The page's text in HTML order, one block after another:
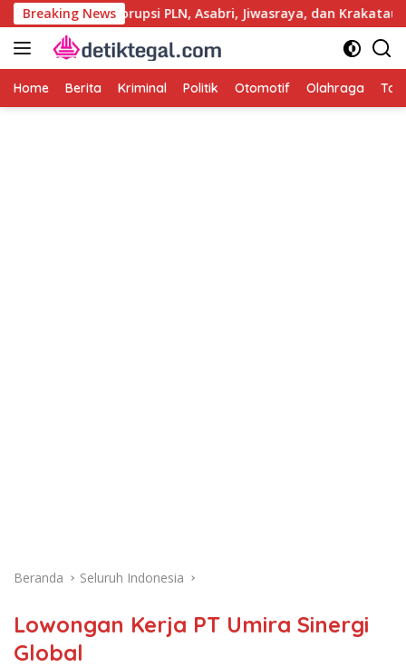
Langsung
ke
konten
Breaking News
Kasus Korupsi PLN, Asabri, Jiwasraya, dan Krakatau Steel
Home Berita Kriminal Politik Otomotif Olahraga
Beranda Seluruh Indonesia
Lowongan Kerja PT Umira Sinergi
Global